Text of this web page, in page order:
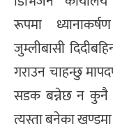
रूपमा
जुम्लीबासी
गराउन चाहन्छु
सडक बन्नेछ न कुनै
त्यस्ता बनेका